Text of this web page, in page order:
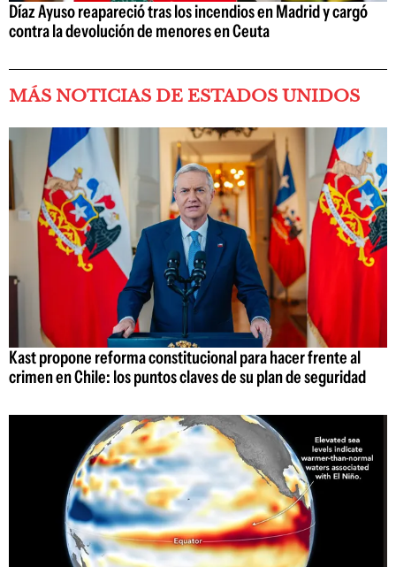
Díaz Ayuso reapareció tras los incendios en Madrid y cargó
contra la devolución de menores en Ceuta
MÁS NOTICIAS DE ESTADOS UNIDOS
Kast propone reforma constitucional para hacer frente al
crimen en Chile: los puntos claves de su plan de seguridad